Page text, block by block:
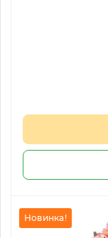
Новинка!